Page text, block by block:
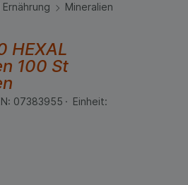
Mineralien
HEXAL
100 St
07383955
Einheit: